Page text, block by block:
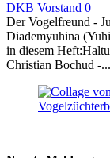
DKB Vorstand 0
Der Vogelfreund -
Diademyuhina
in diesem
Christian Bochud -...